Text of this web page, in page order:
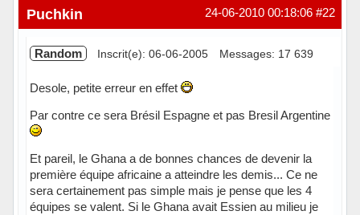
Hors ligne #22
24-06-2010 00:18:06
Puchkin
Random Inscrit(e): 06-06-2005 Messages: 17 639
Desole, petite erreur en effet
Par contre ce sera Brésil Espagne et pas Bresil Argentine
Et pareil, le Ghana a de bonnes chances de devenir la
première équipe africaine a atteindre les demis... Ce ne
sera certainement pas simple mais je pense que les 4
équipes se valent. Si le Ghana avait Essien au milieu je